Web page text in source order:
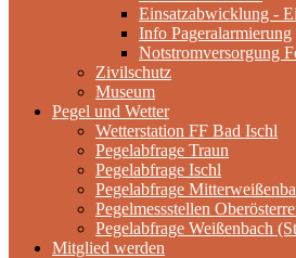
Einsatzabwicklung -
Info Pageralarmierung
Notstromversorgung
Zivilschutz
Museum
Pegel und Wetter
Wetterstation FF Bad Ischl
Pegelabfrage Traun
Pegelabfrage Ischl
Pegelabfrage
Pegelmessstellen
Pegelabfrage Weißenbach
Mitglied werden